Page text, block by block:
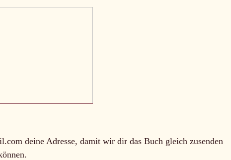
deine Adresse, damit wir dir das Buch gleich zusenden